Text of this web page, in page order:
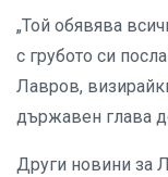
„Той обявява
с грубото си
Лавров,
държавен глава
Други новини за